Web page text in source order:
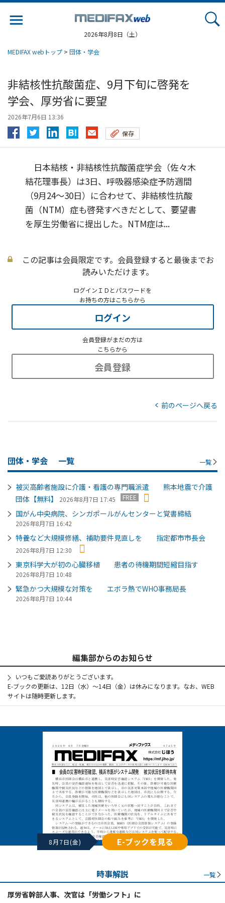
2026年8月8日（土）
MEDIFAX webトップ > 団体・学会
非結核性抗酸菌症、9月下旬に啓発を
学会、厚労省に要望
2026年7月6日 13:36
保存
日本結核・非結核性抗酸菌症学会（佐々木
結花理事長）は3日、呼吸器感染症予防週間
（9月24～30日）に合わせて、非結核性抗酸
菌（NTM）症も啓発すべきだとして、要望書
を厚生労働省に提出した。NTM症は...
この記事は会員限定です。会員登録すると最後までお
読みいただけます。
ログインＩＤとパスワードを
お持ちの方はこちらから
ログイン
会員登録がまだの方は
こちらから
会員登録
前のページへ戻る
団体・学会 一覧 一覧
被災高齢者施設に介護・看護の専門職派遣 熊本地震で介護
団体【無料】
2026年8月7日 17:45 FREE
国がん中央病院、シンガポールがんセンターと覚書締結
2026年8月7日 16:42
特養など大規模修繕、補助要件見直しを 指定都市市長会
2026年8月7日 12:30
東京科学大が初の心臓移植 患者の待機期間短縮目指す
2026年8月7日 10:48
緊急かつ大規模な対策を エボラ熱でWHO事務局長
2026年8月7日 10:44
編集部からのお知らせ
いつもご愛読ありがとうございます。
E-ブックの更新は、12日（水）～14日（金）は休みになります。なお、WEB
サイトは随時更新します。
8月7日(金) E-ブックを見る
時事解説 一覧
厚労省幹部人事、次官は「労働シフト」に